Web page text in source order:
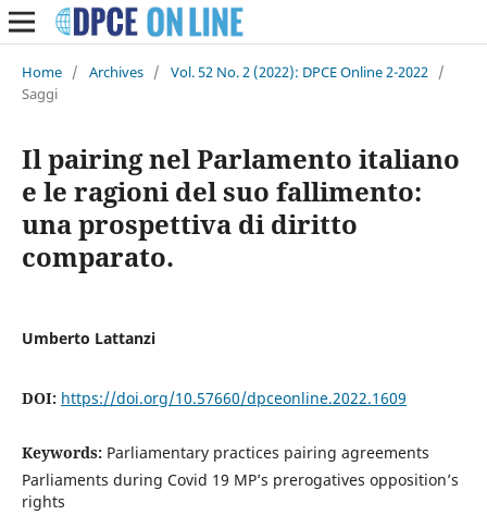
Home / Archives / Vol. 52 No. 2 (2022): DPCE Online 2-2022 /
Saggi
Il pairing nel Parlamento italiano
e le ragioni del suo fallimento:
una prospettiva di diritto
comparato.
Umberto Lattanzi
DOI: https://doi.org/10.57660/dpceonline.2022.1609
Keywords: Parliamentary practices pairing agreements
Parliaments during Covid 19 MP’s prerogatives opposition’s
rights